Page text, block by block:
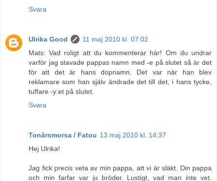
Svara
Ulrika Good
11 maj 2010 kl. 07:02
Mats: Vad roligt att du kommenterar här! Om du undrar
varför jag stavade pappas namn med -e på slutet så är det
för att det är hans dopnamn. Det var när han blev
reklamare som han själv ändrade det till det, i hans tycke,
tuffare -y:et på slutet.
Svara
Tonårsmorsa / Fatou 13 maj 2010 kl. 14:37
Hej Ulrika!
Jag fick precis veta av min pappa, att vi är släkt. Din pappa
och min farfar var ju bröder. Lustigt, vad man inte vet.